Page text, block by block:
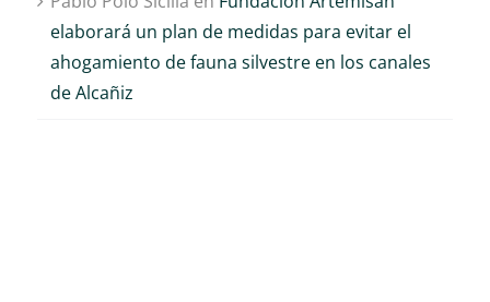
elaborará un plan de medidas para evitar el
ahogamiento de fauna silvestre en los canales
de Alcañiz